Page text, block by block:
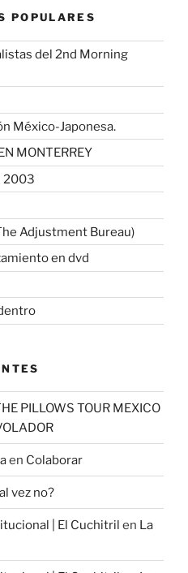
POPULARES
del 2nd Morning
México-Japonesa.
MONTERREY
2003
Adjustment Bureau)
en dvd
PILLOWS TOUR MEXICO
en Colaborar
vez no?
| El Cuchitril en La